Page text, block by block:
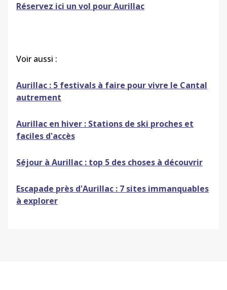
Réservez ici un vol pour Aurillac
Voir aussi :
Aurillac : 5 festivals à faire pour vivre le Cantal
autrement
Aurillac en hiver : Stations de ski proches et
faciles d'accès
Séjour à Aurillac : top 5 des choses à découvrir
Escapade près d'Aurillac : 7 sites immanquables
à explorer